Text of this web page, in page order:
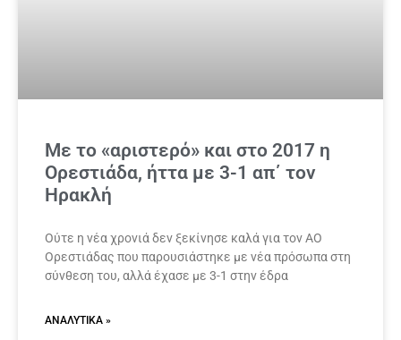
Με το «αριστερό» και στο 2017 η
Ορεστιάδα, ήττα με 3-1 απ΄ τον
Ηρακλή
Ούτε η νέα χρονιά δεν ξεκίνησε καλά για τον ΑΟ
Ορεστιάδας που παρουσιάστηκε με νέα πρόσωπα στη
σύνθεση του, αλλά έχασε με 3-1 στην έδρα
ΑΝΑΛΥΤΙΚΆ »